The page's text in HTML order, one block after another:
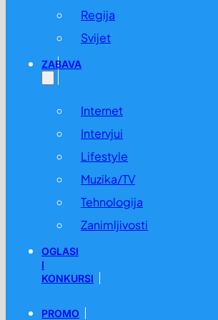
Regija
Svijet
ZABAVA
Internet
Intervjui
Lifestyle
Muzika/TV
Tehnologija
Zanimljivosti
OGLASI
I
KONKURSI
PROMO